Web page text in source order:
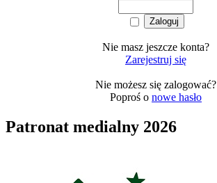
Nie masz jeszcze konta?
Zarejestruj się
Nie możesz się zalogować?
Poproś o nowe hasło
Patronat medialny 2026